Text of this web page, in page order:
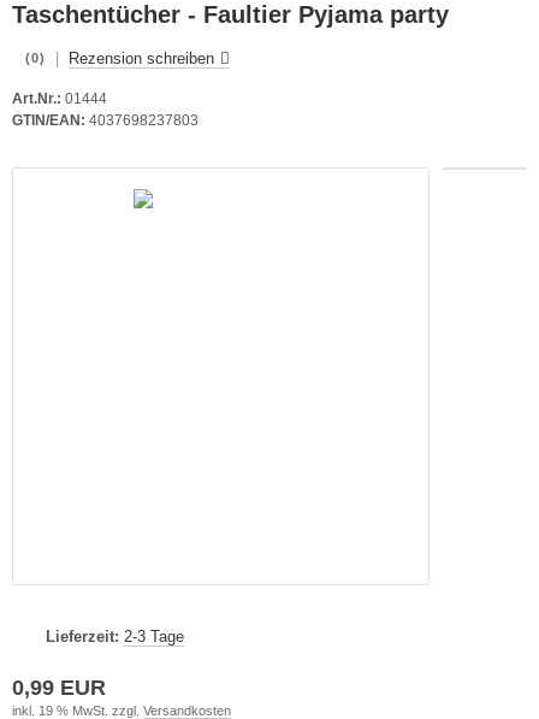
Taschentücher - Faultier Pyjama party
(0) Rezension schreiben
Art.Nr.: 01444
GTIN/EAN: 4037698237803
Lieferzeit: 2-3 Tage
0,99 EUR
inkl. 19 % MwSt. zzgl. Versandkosten